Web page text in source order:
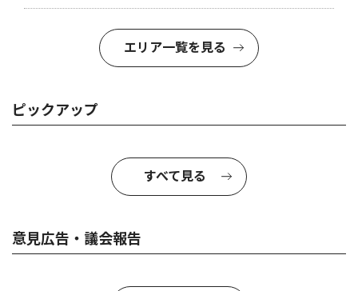
エリア一覧を見る
ピックアップ
すべて見る
意見広告・議会報告